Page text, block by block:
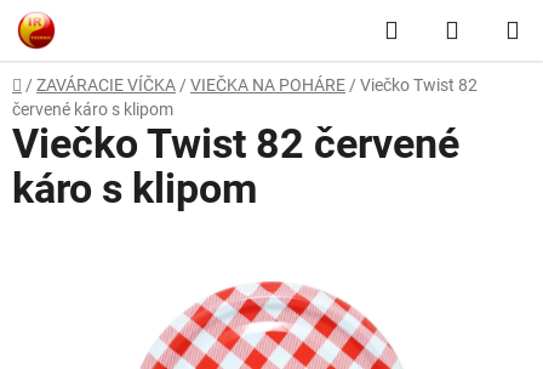
Prejsť
na
obsah
Hľadať
KOŠÍK
Domov
/ ZAVÁRACIE VÍČKA / VIEČKA NA POHÁRE / Viečko Twist 82
červené káro s klipom
Viečko Twist 82 červené
káro s klipom